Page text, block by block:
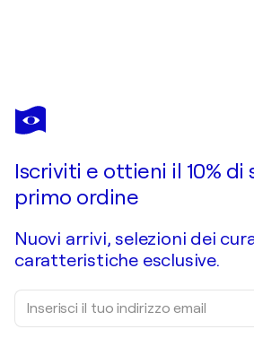
FRANCESC SÁNCHEZ MACIAS
Rafael Alberti
Iscriviti e ottieni il 10%
primo ordine
Nuovi arrivi, selezioni dei
caratteristiche esclusive.